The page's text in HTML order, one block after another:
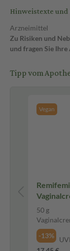
Hinweistexte
Arzneimittel
Zu Risiken und
und fragen Sie
Tipp vom
Vegan
50 g
-13%